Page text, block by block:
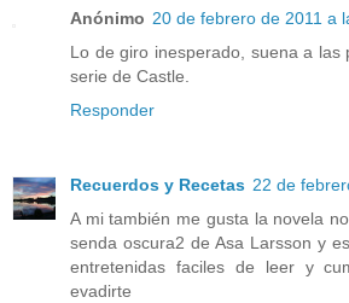
Anónimo 20 de febrero de 2011 a
Lo de giro inesperado, suena a las
serie de Castle.
Responder
Recuerdos y Recetas 22 de
A mi también me gusta la novela
senda oscura2 de Asa Larsson y
entretenidas faciles de leer y
evadirte